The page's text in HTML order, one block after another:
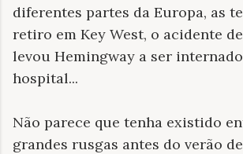
diferentes partes da Europa, as
retiro em Key West, o acidente
levou Hemingway a ser
hospital...
Não parece que tenha existido
grandes rusgas antes do verão